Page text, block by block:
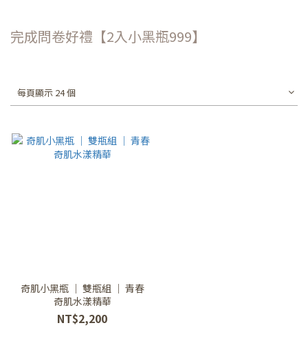
完成問卷好禮【2入小黑瓶999】
每頁顯示 24 個
奇肌小黑瓶 ｜ 雙瓶組 ｜ 青春
奇肌水漾精華
NT$2,200